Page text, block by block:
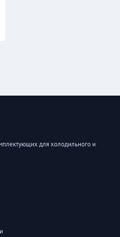
для холодильного и